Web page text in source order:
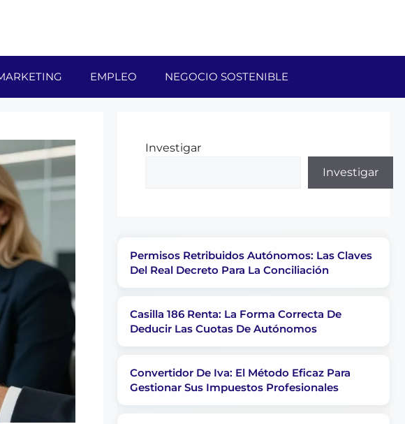
EMPLEO NEGOCIO SOSTENIBLE
Investigar
Investigar
Permisos Retribuidos Autónomos: Las Claves
Del Real Decreto Para La Conciliación
Casilla 186 Renta: La Forma Correcta De
Deducir Las Cuotas De Autónomos
Convertidor De Iva: El Método Eficaz Para
Gestionar Sus Impuestos Profesionales